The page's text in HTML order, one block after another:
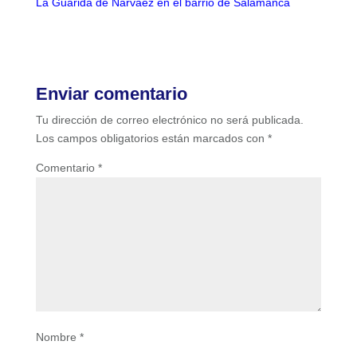
Enviar comentario
Tu dirección de correo electrónico no será publicada.
Los campos obligatorios están marcados con *
Comentario *
Nombre *